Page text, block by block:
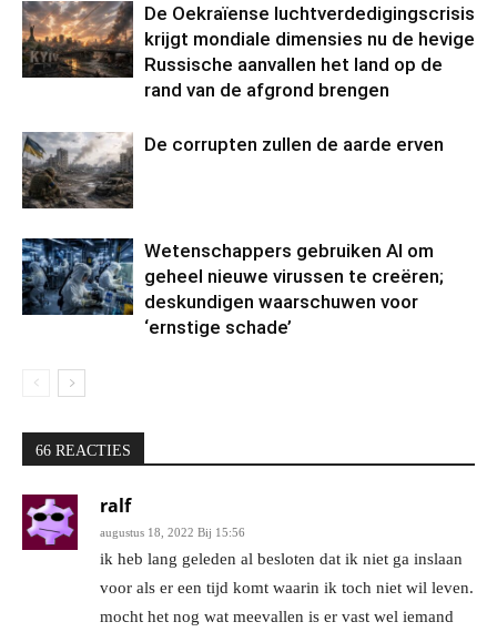
De Oekraïense luchtverdedigingscrisis
krijgt mondiale dimensies nu de hevige
Russische aanvallen het land op de
rand van de afgrond brengen
De corrupten zullen de aarde erven
Wetenschappers gebruiken AI om
geheel nieuwe virussen te creëren;
deskundigen waarschuwen voor
‘ernstige schade’
66 REACTIES
ralf
augustus 18, 2022 Bij 15:56
ik heb lang geleden al besloten dat ik niet ga inslaan
voor als er een tijd komt waarin ik toch niet wil leven.
mocht het nog wat meevallen is er vast wel iemand